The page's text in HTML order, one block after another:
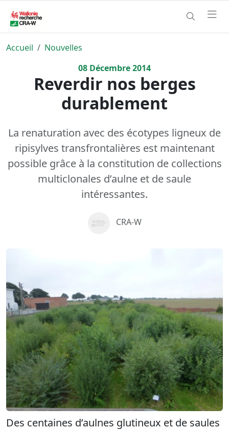
Accueil
Nouvelles
08 Décembre2014
Reverdir nos berges
durablement
La renaturation avec des écotypes ligneux de
ripisylves transfrontalières est maintenant
possible grâce à la constitution de collections
multiclonales d’aulne et de saule
intéressantes.
CRA-W
Des centaines d’aulnes glutineux et de saules